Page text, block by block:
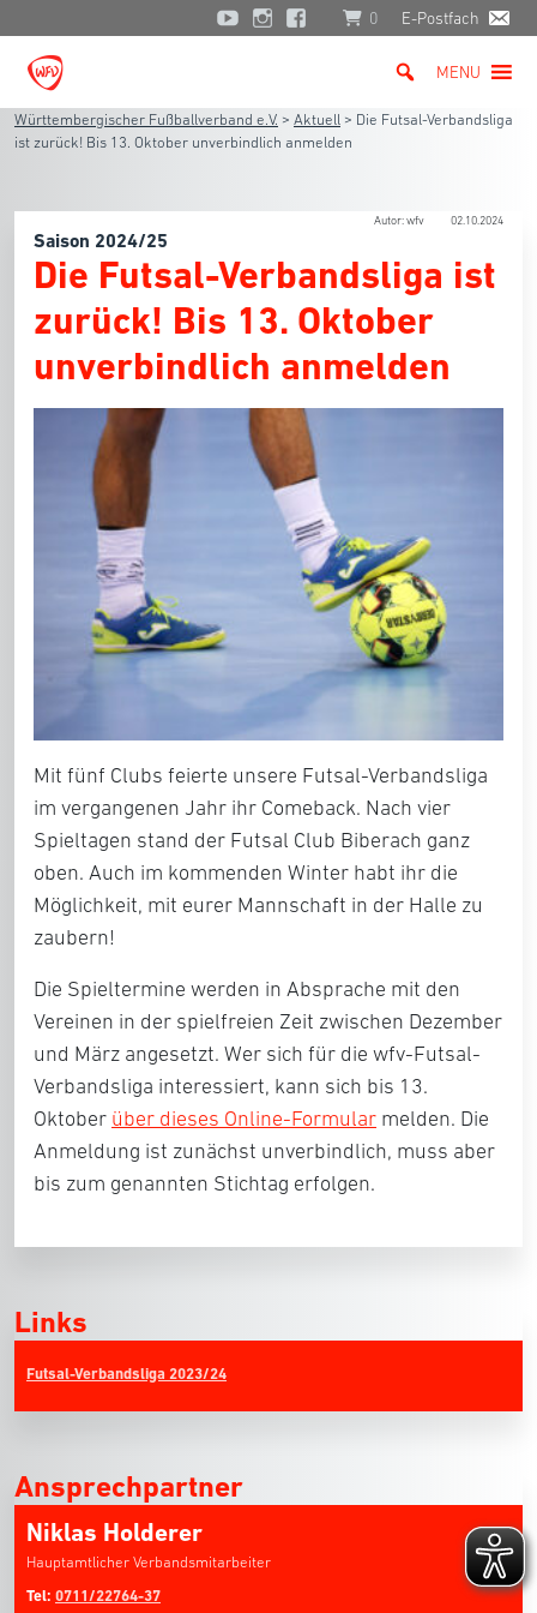
0 E-Postfach
MENU
Württembergischer Fußballverband e.V. > Aktuell > Die Futsal-Verbandsliga
ist zurück! Bis 13. Oktober unverbindlich anmelden
Autor: wfv 02.10.2024
Saison 2024/25
Die Futsal-Verbandsliga ist
zurück! Bis 13. Oktober
unverbindlich anmelden
Mit fünf Clubs feierte unsere Futsal-Verbandsliga
im vergangenen Jahr ihr Comeback. Nach vier
Spieltagen stand der Futsal Club Biberach ganz
oben. Auch im kommenden Winter habt ihr die
Möglichkeit, mit eurer Mannschaft in der Halle zu
zaubern!
Die Spieltermine werden in Absprache mit den
Vereinen in der spielfreien Zeit zwischen Dezember
und März angesetzt. Wer sich für die wfv-Futsal-
Verbandsliga interessiert, kann sich bis 13.
Oktober über dieses Online-Formular melden. Die
Anmeldung ist zunächst unverbindlich, muss aber
bis zum genannten Stichtag erfolgen.
Links
Futsal-Verbandsliga 2023/24
Ansprechpartner
Niklas Holderer
Hauptamtlicher Verbandsmitarbeiter
Tel: 0711/22764-37